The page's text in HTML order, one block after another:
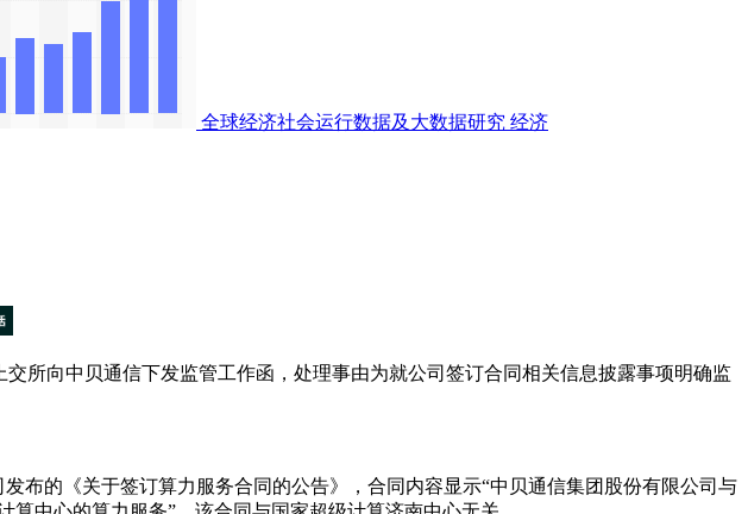
全球经济社会运行数据及大数据研究 经济
所向中贝通信下发监管工作函，处理事由为就公司签订合同相关信息披露事项明确监
的《关于签订算力服务合同的公告》，合同内容显示“中贝通信集团股份有限公司与